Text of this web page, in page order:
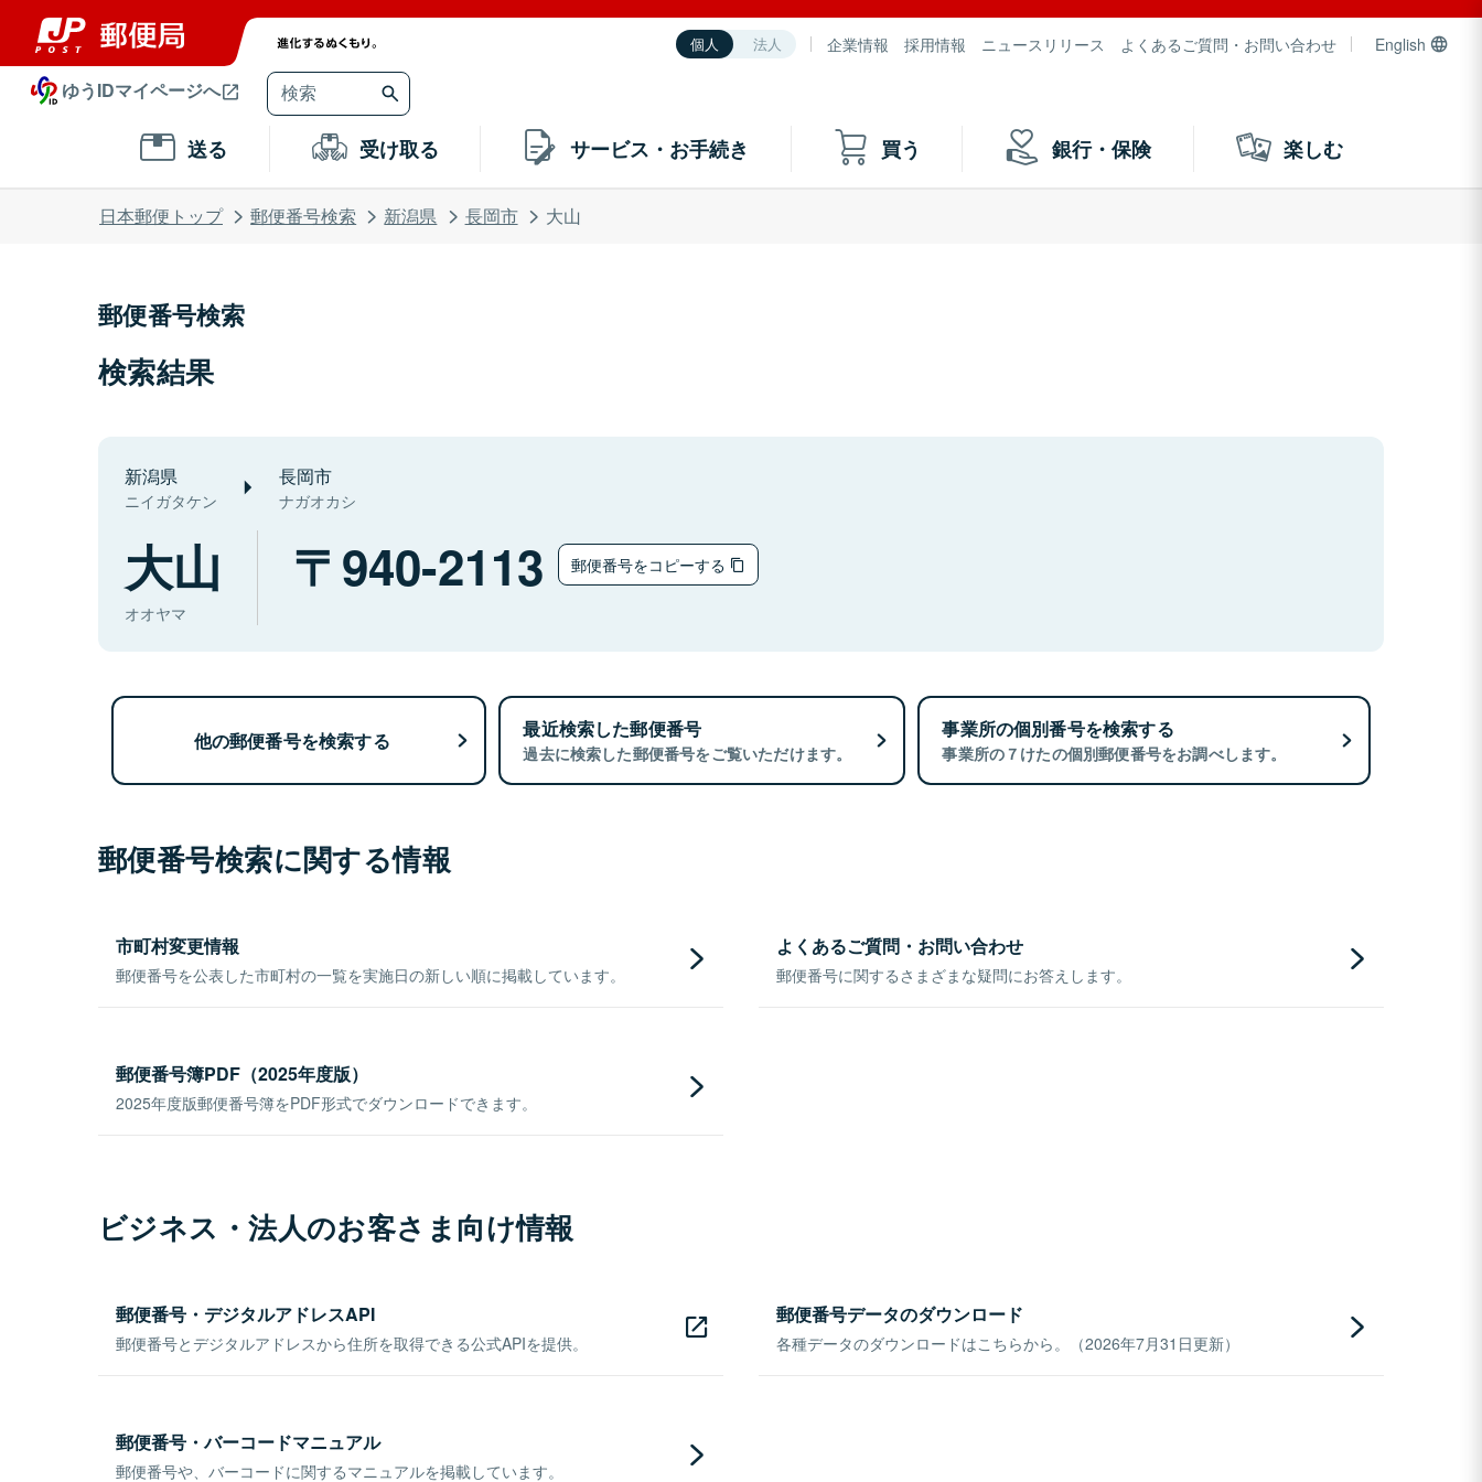
個人 法人 企業情報 採用情報 ニュースリリース よくあるご質問・お問い合わせ English
ゆうIDマイページへ
送る 受け取る サービス・お手続き 買う 銀行・保険 楽しむ
日本郵便トップ 郵便番号検索 新潟県 長岡市 大山
郵便番号検索
検索結果
新潟県
ニイガタケン
長岡市
ナガオカシ
大山
オオヤマ
940-2113 郵便番号をコピーする
他の郵便番号を検索する 最近検索した郵便番号
過去に検索した郵便番号をご覧いただけます。
事業所の個別番号を検索する
事業所の７けたの個別郵便番号をお調べします。
郵便番号検索に関する情報
市町村変更情報
郵便番号を公表した市町村の一覧を実施日の新しい順に掲載しています。
よくあるご質問・お問い合わせ
郵便番号に関するさまざまな疑問にお答えします。
郵便番号簿PDF（2025年度版）
2025年度版郵便番号簿をPDF形式でダウンロードできます。
ビジネス・法人のお客さま向け情報
郵便番号・デジタルアドレスAPI
郵便番号とデジタルアドレスから住所を取得できる公式APIを提供。
郵便番号データのダウンロード
各種データのダウンロードはこちらから。（2026年7月31日更新）
郵便番号・バーコードマニュアル
郵便番号や、バーコードに関するマニュアルを掲載しています。